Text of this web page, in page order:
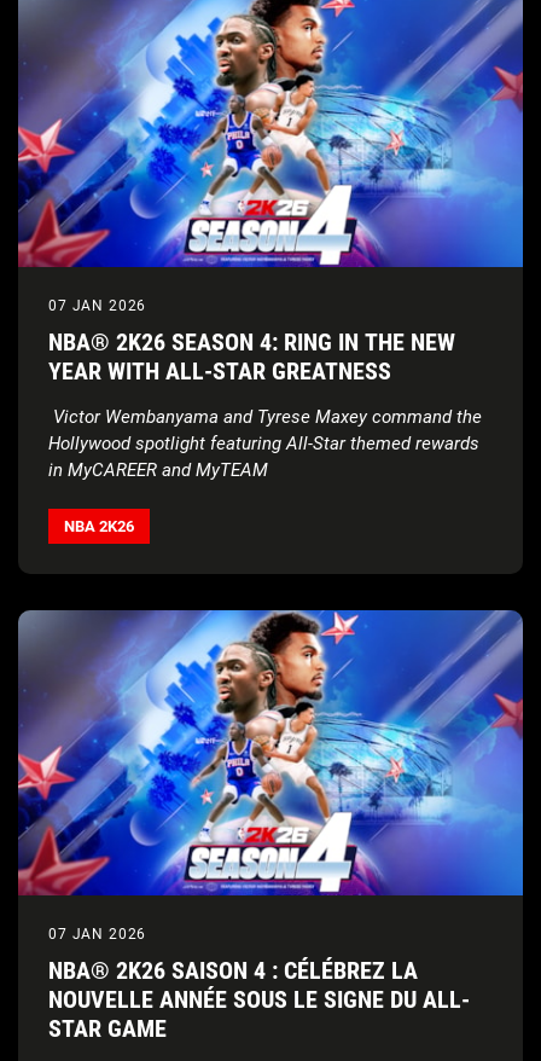
07 JAN 2026
NBA® 2K26 SEASON 4: RING IN THE NEW
YEAR WITH ALL-STAR GREATNESS
Victor Wembanyama and Tyrese Maxey command the
Hollywood spotlight featuring All-Star themed rewards
in MyCAREER and MyTEAM
NBA 2K26
07 JAN 2026
NBA® 2K26 SAISON 4 : CÉLÉBREZ LA
NOUVELLE ANNÉE SOUS LE SIGNE DU ALL-
STAR GAME